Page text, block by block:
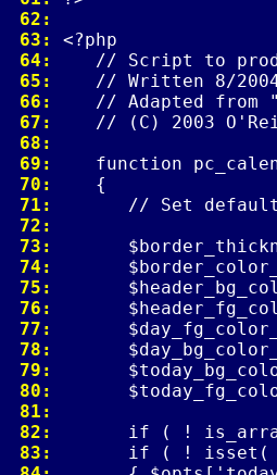
62:
63:
64:
65:
66:
67:
68:
69:
70:
71:
72:
73:
74:
75:
76:
77:
78:
79:
80:
81:
82:
83: